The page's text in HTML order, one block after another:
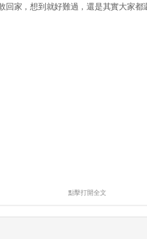
回家，想到就好難過，還是其實大家都
點擊打開全文